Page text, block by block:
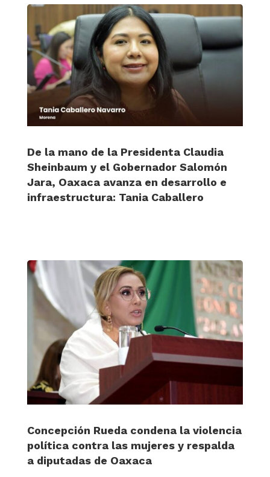
De la mano de la Presidenta Claudia
Sheinbaum y el Gobernador Salomón
Jara, Oaxaca avanza en desarrollo e
infraestructura: Tania Caballero
Concepción Rueda condena la violencia
política contra las mujeres y respalda
a diputadas de Oaxaca